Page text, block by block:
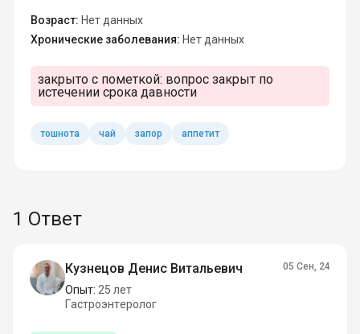
Возраст: Нет данных
Хронические заболевания: Нет данных
закрыто с пометкой: вопрос закрыт по
истечении срока давности
тошнота чай запор аппетит
1 Ответ
Кузнецов Денис Витальевич
Опыт: 25 лет
Гастроэнтеролог
05 Сен, 24